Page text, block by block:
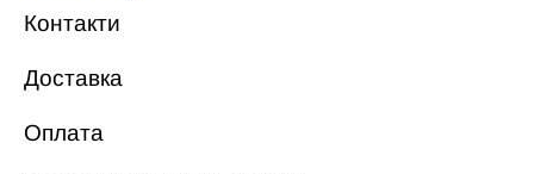
Контакти
Доставка
Оплата